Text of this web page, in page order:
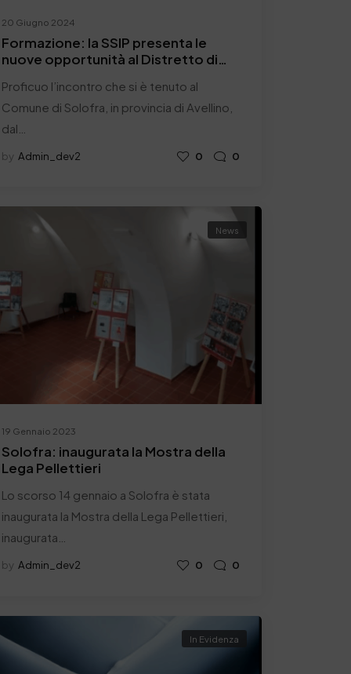
20 Giugno 2024
Formazione: la SSIP presenta le
nuove opportunità al Distretto di
Proficuo l’incontro che si è tenuto al
Comune di Solofra, in provincia di Avellino,
dal…
by Admin_dev2 0 0
19 Gennaio 2023
News
Solofra: inaugurata la Mostra della
Lega Pellettieri
Lo scorso 14 gennaio a Solofra è stata
inaugurata la Mostra della Lega Pellettieri,
inaugurata…
by Admin_dev2 0 0
In Evidenza